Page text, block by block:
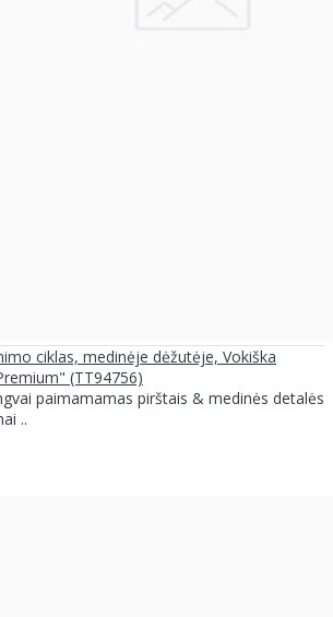
ciklas, medinėje dėžutėje, Vokiška
(TT94756)
paimamamas pirštais & medinės detalės
..